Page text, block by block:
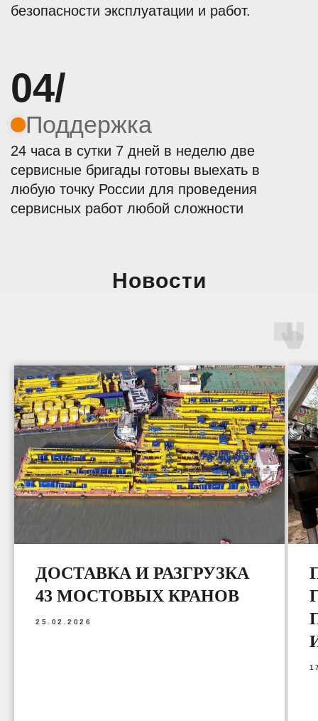
Новости
ДОСТАВКА И РАЗГРУЗКА
43 МОСТОВЫХ КРАНОВ
25.02.2026